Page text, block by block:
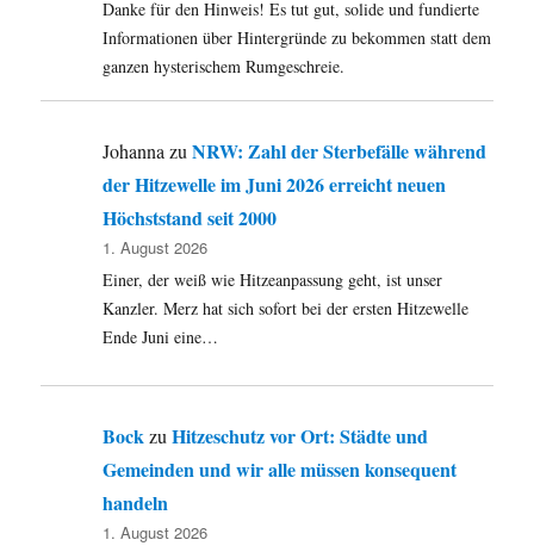
PFT.
Danke für den Hinweis! Es tut gut, solide und fundierte
Informationen über Hintergründe zu bekommen statt dem
ganzen hysterischem Rumgeschreie.
Johanna zuNRW: Zahl der Sterbefälle während
der Hitzewelle im Juni 2026 erreicht neuen
Höchststand seit 2000
1. August 2026
Einer, der weiß wie Hitzeanpassung geht, ist unser
Kanzler. Merz hat sich sofort bei der ersten Hitzewelle
Ende Juni eine…
BockzuHitzeschutz vor Ort: Städte und
Gemeinden und wir alle müssen konsequent
handeln
1. August 2026